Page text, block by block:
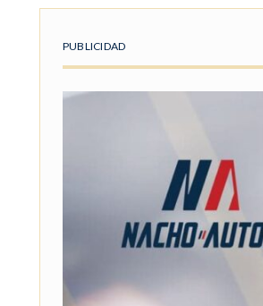
PUBLICIDAD